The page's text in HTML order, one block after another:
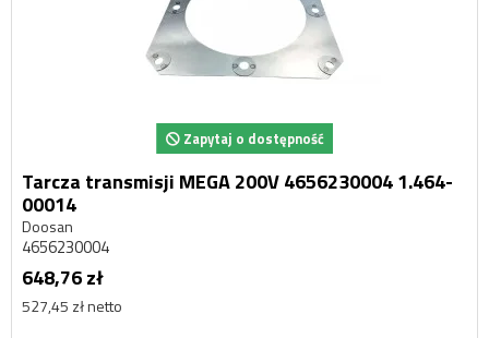
Zapytaj o dostępność
Tarcza transmisji MEGA 200V 4656230004 1.464-
00014
Doosan
4656230004
648,76 zł
527,45 zł netto